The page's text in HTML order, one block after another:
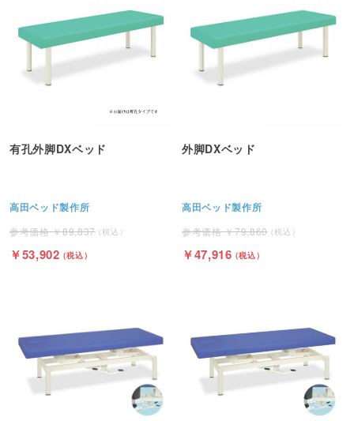
有孔外脚DXベッド
高田ベッド製作所
89,837
53,902
外脚DXベッド
高田ベッド製作所
79,860
47,916